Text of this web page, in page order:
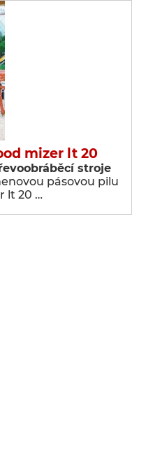
mizer lt 20
stroje
pásovou pilu
lt 20 …